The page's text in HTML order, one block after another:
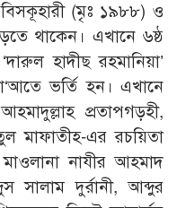
(মৃঃ ১৯৮৮) ও
থাকেন। এখানে ৬ষ্ঠ
হাদীছ রহমানিয়া’
ভর্তি হন। এখানে
প্রতাপগড়হী,
মাফাতীহ-এর রচয়িতা
নাযীর আহমাদ
সালাম দুর্রানী, আব্দুর